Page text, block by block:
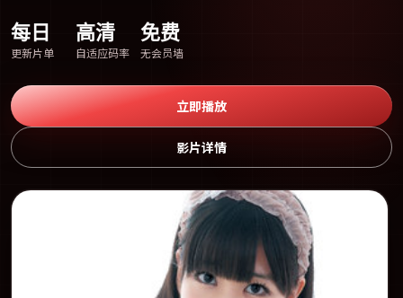
每日
更新片单
高清
自适应码率
免费
无会员墙
立即播放
影片详情